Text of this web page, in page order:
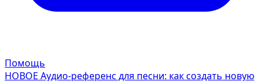
Помощь
НОВОЕ Аудио-референс для песни: как создать новую